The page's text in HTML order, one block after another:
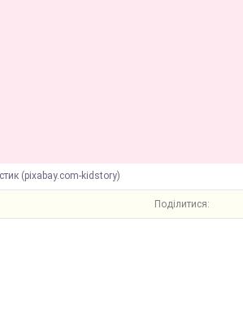
(pixabay.com-kidstory)
Поділитися: